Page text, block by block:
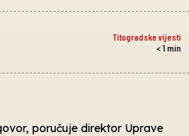
Titogradske vijesti
< 1 min
poručuje direktor Uprave